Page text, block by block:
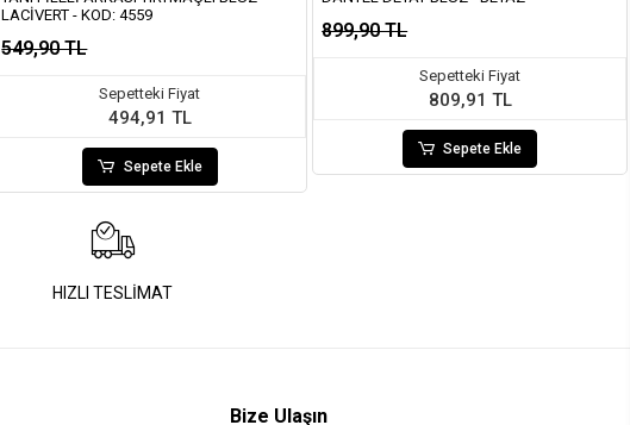
LACIVERT - KOD: 4559
549,90 TL
Sepetteki Fiyat
494,91 TL
Sepete Ekle
899,90 TL
Sepetteki Fiyat
809,91 TL
Sepete Ekle
HIZLI TESLİMAT
Bize Ulaşın